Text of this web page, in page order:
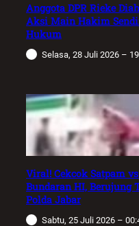
Anggota DPR Rieke
Aksi Main Hakim
Hukum
Selasa, 28 Juli 2026 –
Viral! Cekcok Satpam
Bundaran HI, Berujung
Polda Jabar
Sabtu, 25 Juli 2026 –